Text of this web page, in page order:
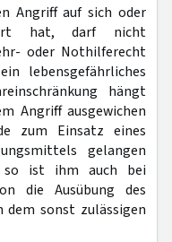
Angriff auf sich oder
hat, darf nicht
oder Nothilferecht
lebensgefährliches
hängt
Angriff ausgewichen
zum Einsatz eines
gelangen
ist ihm auch bei
die Ausübung des
sonst zulässigen